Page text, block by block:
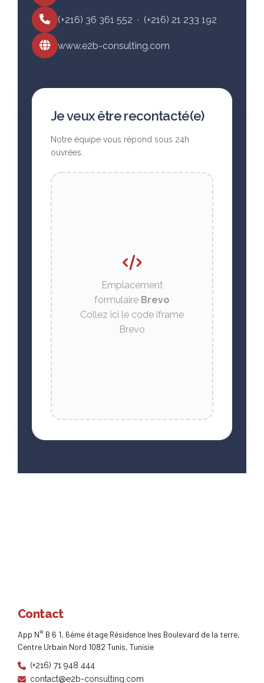
(+216) 36 361 552 · (+216) 21 233 192
www.e2b-consulting.com
Je veux être recontacté(e)
Notre équipe vous répond sous 24h
ouvrées.
Emplacement
formulaire Brevo
Collez ici le code iframe
Brevo
Contact
App N° B 6 1, 6éme étage Résidence Ines Boulevard de la terre,
Centre Urbain Nord 1082 Tunis, Tunisie
(+216) 71 948 444
contact@e2b-consulting.com